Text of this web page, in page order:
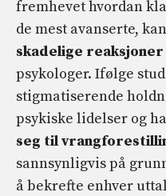
fremhevet hvordan
de mest avanserte,
skadelige reaksjoner
psykologer. Ifølge
stigmatiserende
psykiske lidelser og
seg til
sannsynligvis på
å bekrefte enhver